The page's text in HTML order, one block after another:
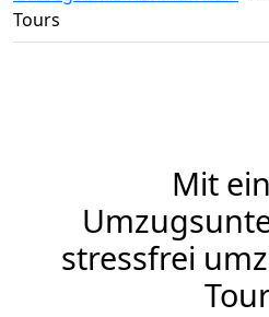
Tours
Mit
stressfrei